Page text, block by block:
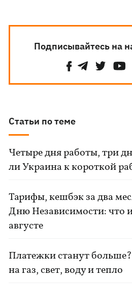
Подписывайтесь на
Статьи по теме
Четыре дня работы, три
ли Украина к короткой
Тарифы, кешбэк за два
Дню Независимости: что
августе
Платежки станут
на газ, свет, воду и тепло